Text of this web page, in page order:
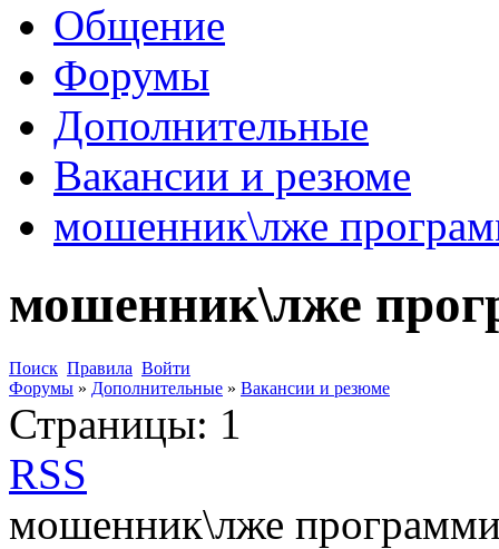
Общение
Форумы
Дополнительные
Вакансии и резюме
мошенник\лже
мошенник\лже
Поиск Правила Войти
Форумы » Дополнительные » Вакансии и резюме
Страницы: 1
RSS
мошенник\лже